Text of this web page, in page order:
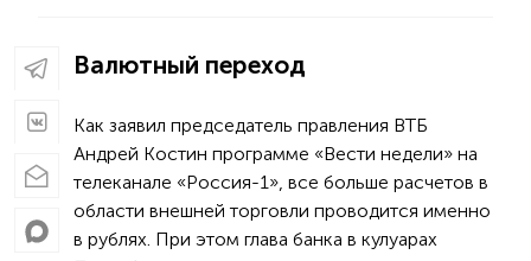
Валютный переход
Как заявил председатель правления ВТБ
Андрей Костин программе «Вести недели» на
телеканале «Россия-1», все больше расчетов в
области внешней торговли проводится именно
в рублях. При этом глава банка в кулуарах